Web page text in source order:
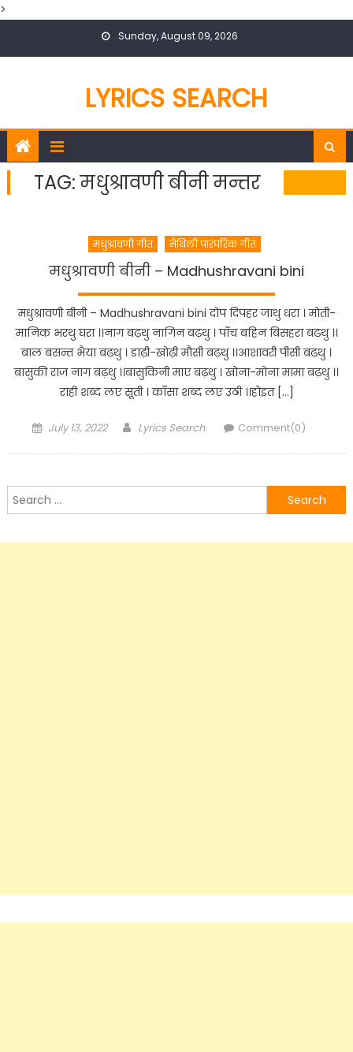
>
Sunday, August 09, 2026
LYRICS SEARCH
TAG:मधुश्रावणी बीनी मन्तर
मधुश्रावणी गीत मैथिली पारंपरिक गीत
मधुश्रावणी बीनी – Madhushravani bini
मधुश्रावणी बीनी – Madhushravani bini दोप दिपहर जाथु धरा । मोती-
मानिक भरथु घरा ।।नाग बढ़थु नागिन बढ़थु । पाँच बहिन बिसहरा बढ़थु ।।
बाल बसन्त भैया बढ़थु । डाढ़ी-खोढ़ी मौसी बढ़थु ।।आशावरी पीसी बढ़थु ।
बासुकी राज नाग बढ़थु ।।बासुकिनी माए बढ़थु । खोना-मोना मामा बढ़थु ।।
राही शब्द लए सूती । काँसा शब्द लए उठी ।।होइत […]
Posted
July 13, 2022 Author
Lyrics Search Comment(0)
Search
for: